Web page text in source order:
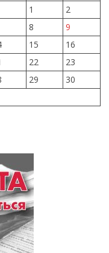
1
2
8
9
15
16
22
23
29
30